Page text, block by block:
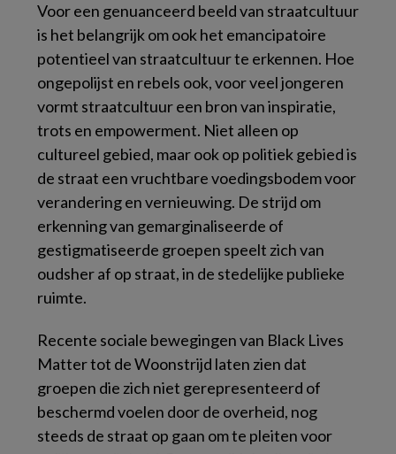
Voor een genuanceerd beeld van straatcultuur
is het belangrijk om ook het emancipatoire
potentieel van straatcultuur te erkennen. Hoe
ongepolijst en rebels ook, voor veel jongeren
vormt straatcultuur een bron van inspiratie,
trots en empowerment. Niet alleen op
cultureel gebied, maar ook op politiek gebied is
de straat een vruchtbare voedingsbodem voor
verandering en vernieuwing. De strijd om
erkenning van gemarginaliseerde of
gestigmatiseerde groepen speelt zich van
oudsher af op straat, in de stedelijke publieke
ruimte.
Recente sociale bewegingen van Black Lives
Matter tot de Woonstrijd laten zien dat
groepen die zich niet gerepresenteerd of
beschermd voelen door de overheid, nog
steeds de straat op gaan om te pleiten voor